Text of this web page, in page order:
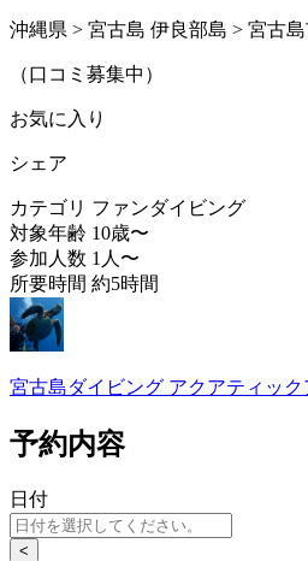
沖縄県 > 宮古島 伊良部島 > 宮古
（口コミ募集中）
お気に入り
シェア
カテゴリ ファンダイビング
対象年齢 10歳〜
参加人数 1人〜
所要時間 約5時間
宮古島ダイビング アクアティッ
予約内容
日付
<